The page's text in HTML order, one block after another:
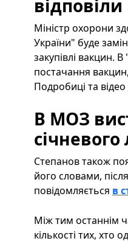
відповіли
Міністр охорони
України" буде
закупівлі вакцин.
постачання
Подробиці та відео
В МОЗ
Степанов також
його словами,
повідомляється в
Між тим останнім
кількості тих, хто